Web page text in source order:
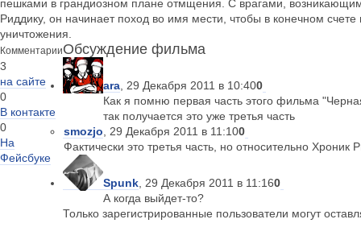
пешками в грандиозном плане отмщения. С врагами,
Риддику, он начинает поход во имя мести, чтобы в конечном
уничтожения.
Комментарии
3
на сайте
0
В контакте
0
На
Фейсбуке
Обсуждение фильма
ara , 29 Декабря 2011 в 10:400
Как я помню первая часть этого фильма
так получается это уже третья часть
smozjo , 29 Декабря 2011 в 11:100
Фактически это третья часть, но относительно Хроник
Spunk , 29 Декабря 2011 в 11:160
А когда выйдет-то?
Только зарегистрированные пользователи могут